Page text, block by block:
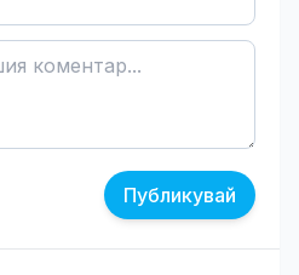
Публикувай